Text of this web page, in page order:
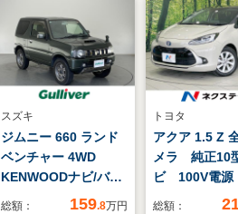
スズキ
ジムニー 660 ランド
ベンチャー 4WD
KENWOODナビ/バッ
クカメラ/シートヒー
総額： 159.8万円
トヨタ
アクア 1.5 Z
メラ 純正10
ビ 100V電
軽減 レーダ
総額：